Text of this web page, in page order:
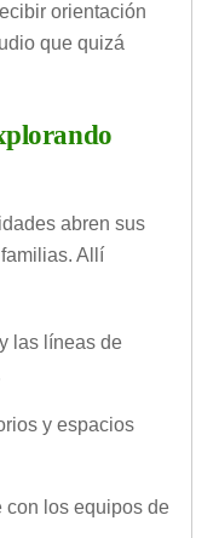
orientación
que quizá
abren sus
Allí
y las líneas de
y espacios
con los equipos de